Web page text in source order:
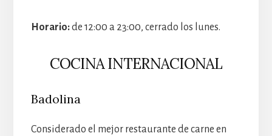
Horario:de 12:00 a 23:00, cerrado los lunes.
COCINA INTERNACIONAL
Badolina
Considerado el mejor restaurante de carne en